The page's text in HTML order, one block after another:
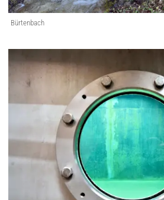
Bürtenbach